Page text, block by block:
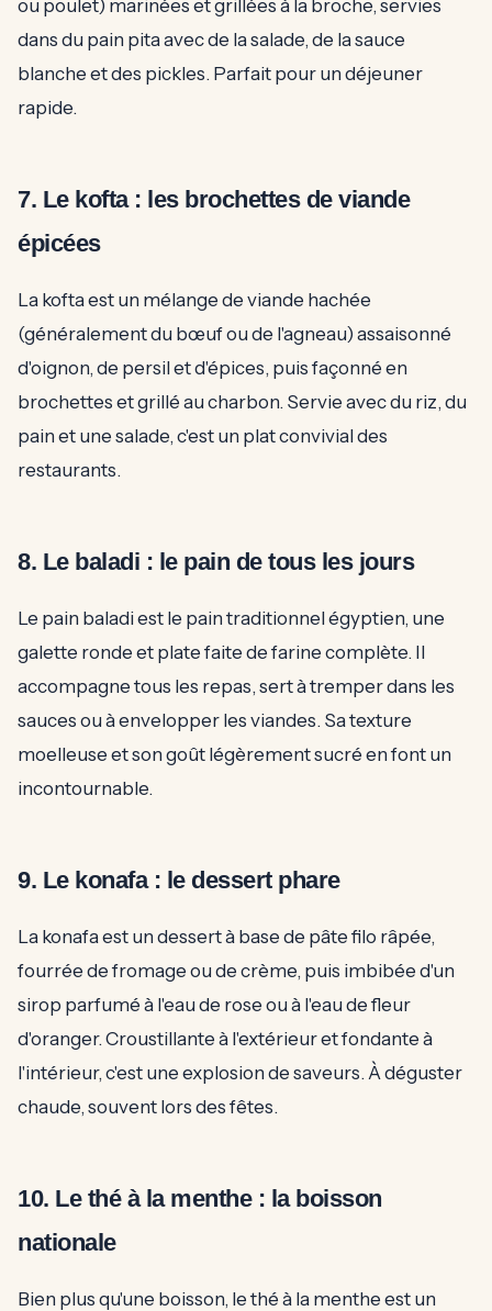
ou poulet) marinées et grillées à la broche, servies
dans du pain pita avec de la salade, de la sauce
blanche et des pickles. Parfait pour un déjeuner
rapide.
7. Le kofta : les brochettes de viande
épicées
La kofta est un mélange de viande hachée
(généralement du bœuf ou de l'agneau) assaisonné
d'oignon, de persil et d'épices, puis façonné en
brochettes et grillé au charbon. Servie avec du riz, du
pain et une salade, c'est un plat convivial des
restaurants.
8. Le baladi : le pain de tous les jours
Le pain baladi est le pain traditionnel égyptien, une
galette ronde et plate faite de farine complète. Il
accompagne tous les repas, sert à tremper dans les
sauces ou à envelopper les viandes. Sa texture
moelleuse et son goût légèrement sucré en font un
incontournable.
9. Le konafa : le dessert phare
La konafa est un dessert à base de pâte filo râpée,
fourrée de fromage ou de crème, puis imbibée d'un
sirop parfumé à l'eau de rose ou à l'eau de fleur
d'oranger. Croustillante à l'extérieur et fondante à
l'intérieur, c'est une explosion de saveurs. À déguster
chaude, souvent lors des fêtes.
10. Le thé à la menthe : la boisson
nationale
Bien plus qu'une boisson, le thé à la menthe est un